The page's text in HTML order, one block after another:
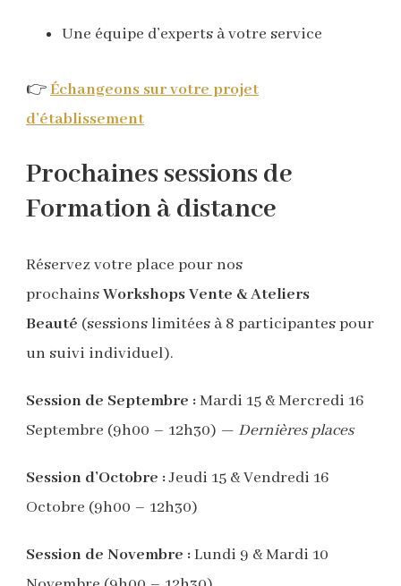
Une équipe d’experts à votre service
👉Échangeons sur votre projet
d’établissement
Prochaines sessions de
Formation à distance
Réservez votre place pour nos
prochainsWorkshops Vente & Ateliers
Beauté (sessions limitées à 8 participantes pour
un suivi individuel).
Session de Septembre :Mardi 15 & Mercredi 16
Septembre (9h00 – 12h30) — Dernières places
Session d’Octobre :Jeudi 15 & Vendredi 16
Octobre (9h00 – 12h30)
Session de Novembre :Lundi 9 & Mardi 10